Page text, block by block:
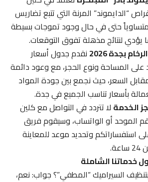
المرنة التي تتبع تضاريس
حتى في حال وجود تموجات بسيطة
لنتائج مذهلة تفوق التوقعات.
بجدة 2026
نقدم جدول أسعار
المساحة ونوع الحجر، مع وعود دائمة
السعر، حيث نجمع بين جودة المواد
بأسعار تناسب الجميع في جدة.
لا تتردد في التواصل مع كلين
أو الواتساب، وسيقوم فريق
استفساراتكم وتحديد موعد للمعاينة
الشاملة
السيراميك “المطفي”؟ جواب: نعم،